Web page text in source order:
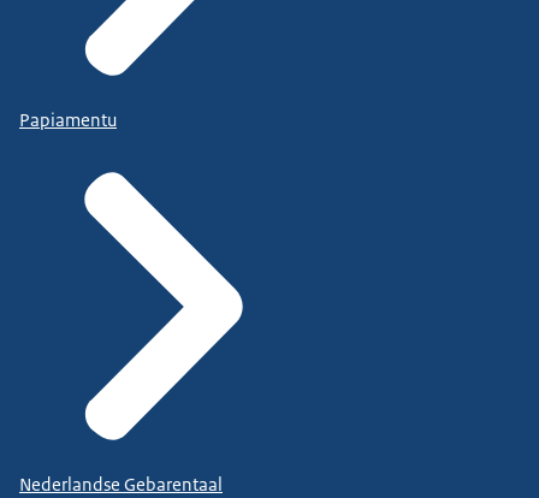
Papiamentu
Nederlandse Gebarentaal